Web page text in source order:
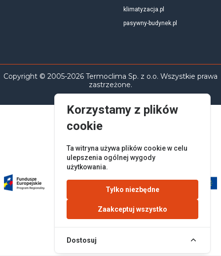
klimatyzacja.pl
pasywny-budynek.pl
Copyright © 2005-2026 Termoclima Sp. z o.o. Wszystkie prawa
zastrzeżone.
Korzystamy z plików
cookie
Ta witryna używa plików cookie w celu
ulepszenia ogólnej wygody
użytkowania.
Tylko niezbędne
Zaakceptuj wszystko
Dostosuj